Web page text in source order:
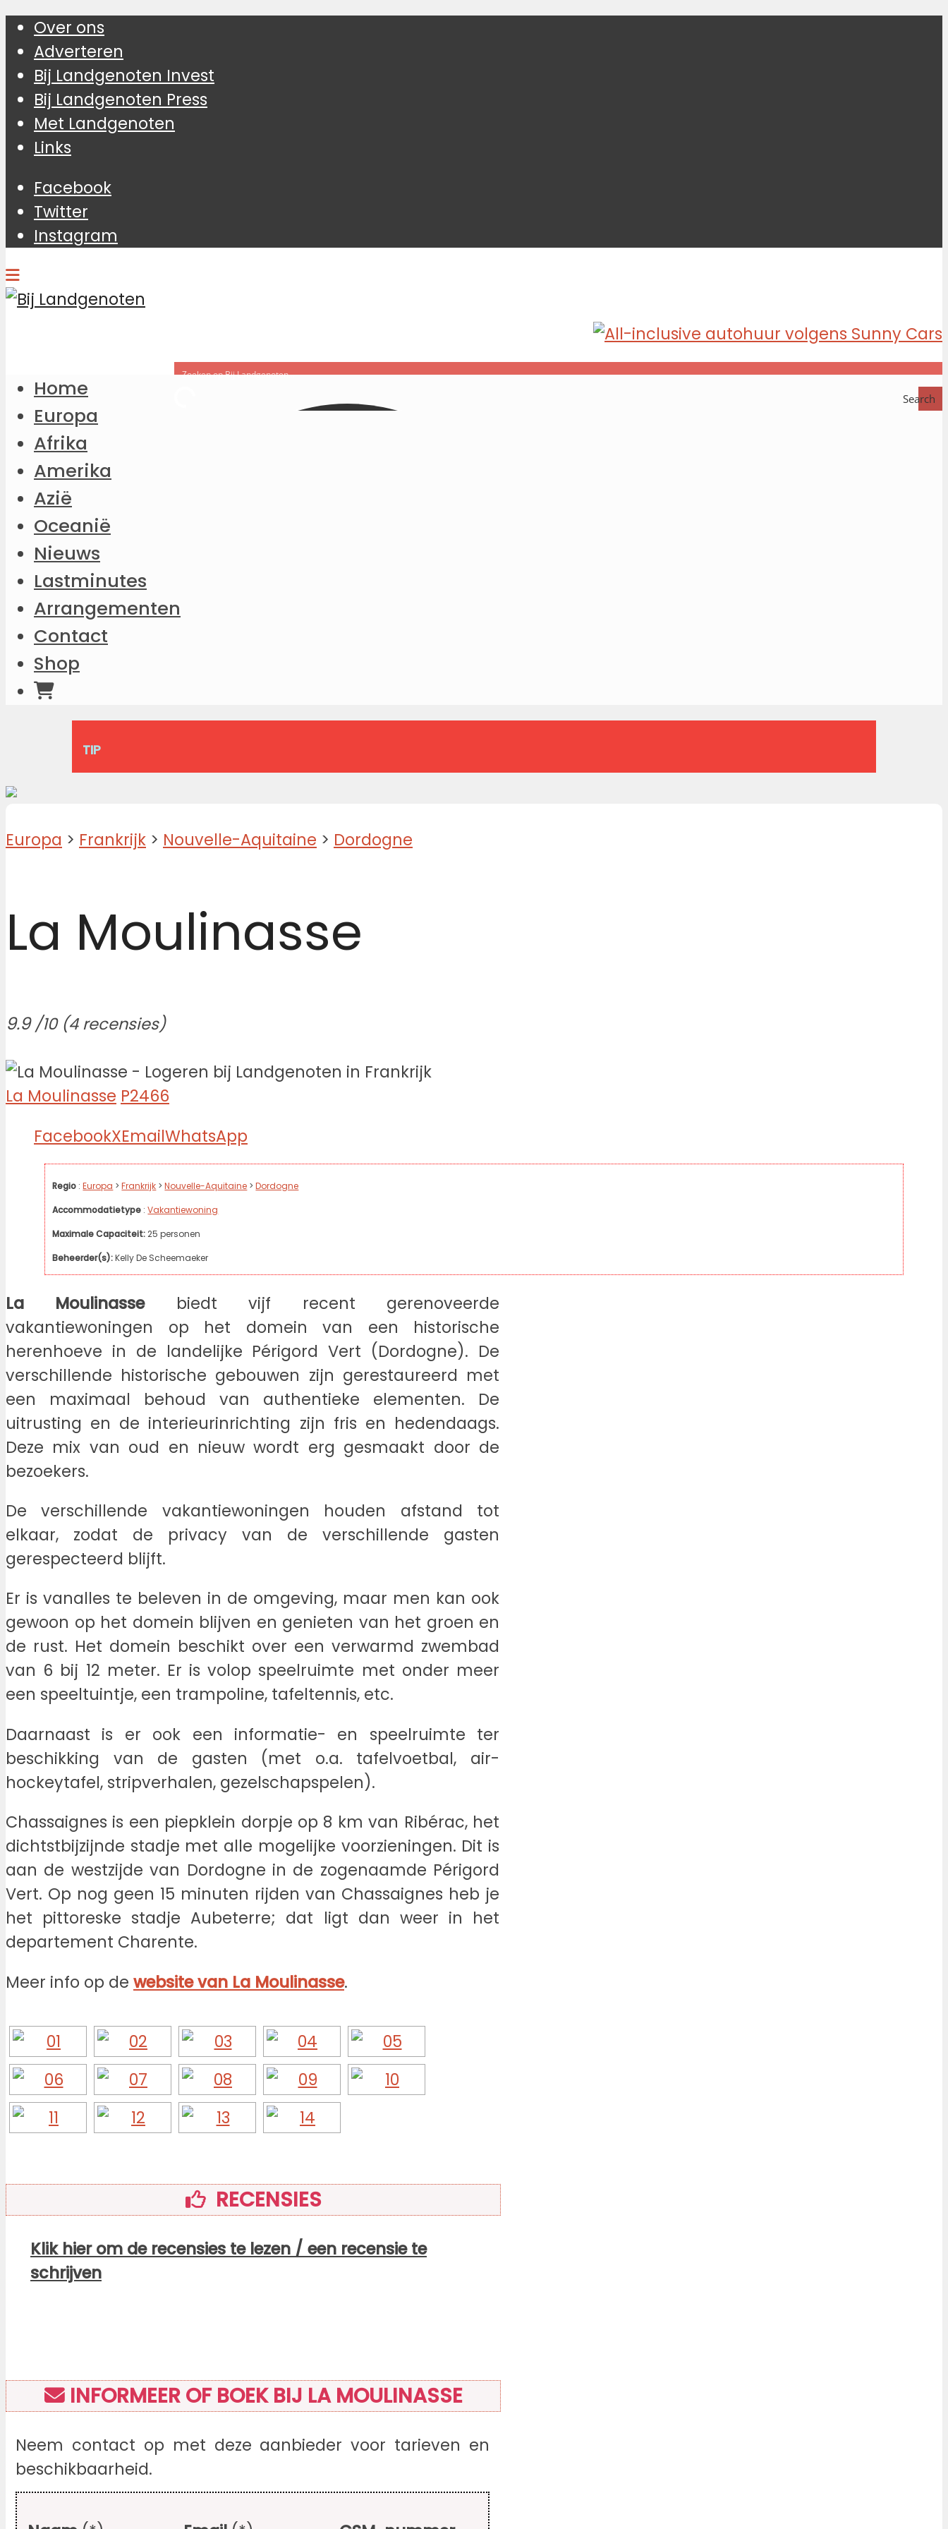
Over ons
Adverteren
Bij Landgenoten Invest
Bij Landgenoten Press
Met Landgenoten
Links
Facebook
Twitter
Instagram
Search
Home
Europa
Afrika
Amerika
Azië
Oceanië
Nieuws
Lastminutes
Arrangementen
Contact
Shop
TIP
Europa > Frankrijk > Nouvelle-Aquitaine > Dordogne
La Moulinasse
9.9 /10 (4 recensies)
La Moulinasse P2466
FacebookXEmailWhatsApp
Regio :Europa >Frankrijk >Nouvelle-Aquitaine >Dordogne
Accommodatietype :Vakantiewoning
Maximale Capaciteit:25 personen
Beheerder(s):Kelly De Scheemaeker
La Moulinassebiedt vijf recent gerenoveerde
vakantiewoningen op het domein van een historische
herenhoeve in de landelijke Périgord Vert (Dordogne). De
verschillende historische gebouwen zijn gerestaureerd met
een maximaal behoud van authentieke elementen. De
uitrusting en de interieurinrichting zijn fris en hedendaags.
Deze mix van oud en nieuw wordt erg gesmaakt door de
bezoekers.
De verschillende vakantiewoningen houden afstand tot
elkaar, zodat de privacy van de verschillende gasten
gerespecteerd blijft.
Er is vanalles te beleven in de omgeving, maar men kan ook
gewoon op het domein blijven en genieten van het groen en
de rust. Het domein beschikt over een verwarmd zwembad
van 6 bij 12 meter. Er is volop speelruimte met onder meer
een speeltuintje, een trampoline, tafeltennis, etc.
Daarnaast is er ook een informatie- en speelruimte ter
beschikking van de gasten (met o.a. tafelvoetbal, air-
hockeytafel, stripverhalen, gezelschapspelen).
Chassaignes is een piepklein dorpje op 8 km van Ribérac, het
dichtstbijzijnde stadje met alle mogelijke voorzieningen. Dit is
aan de westzijde van Dordogne in de zogenaamde Périgord
Vert. Op nog geen 15 minuten rijden van Chassaignes heb je
het pittoreske stadje Aubeterre; dat ligt dan weer in het
departement Charente.
Meer info op de website van La Moulinasse.
RECENSIES
Klik hier om de recensies te lezen / een recensie te
schrijven
INFORMEER OF BOEK BIJ LA MOULINASSE
Neem contact op met deze aanbieder voor tarieven en
beschikbaarheid.